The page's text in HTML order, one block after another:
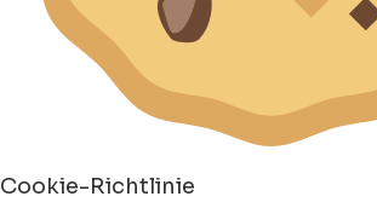
Cookie-Richtlinie